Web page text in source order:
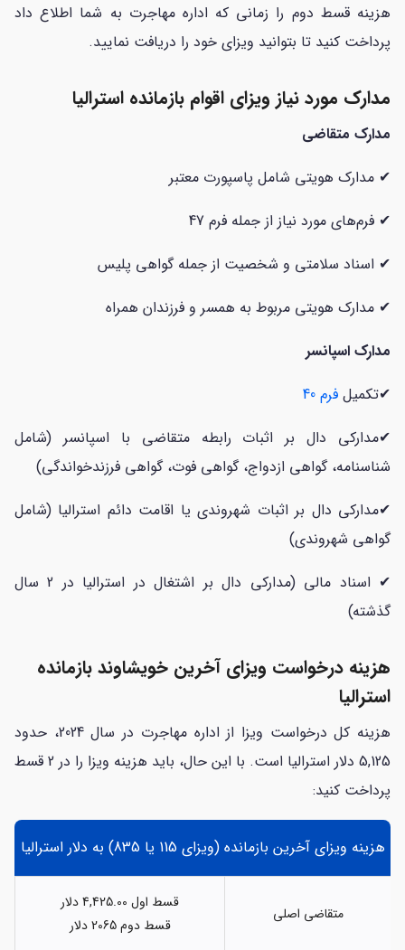
هزینه قسط دوم را زمانی که اداره مهاجرت به شما اطلاع داد
پرداخت کنید تا بتوانید ویزای خود را دریافت نمایید.
مدارک مورد نیاز ویزای اقوام بازمانده استرالیا
مدارک متقاضی
✔ مدارک هویتی شامل پاسپورت معتبر
✔ فرم‌های مورد نیاز از جمله فرم 47
✔ اسناد سلامتی و شخصیت از جمله گواهی پلیس
✔ مدارک هویتی مربوط به همسر و فرزندان همراه
مدارک اسپانسر
✔تکمیل فرم 40
✔مدارکی دال بر اثبات رابطه متقاضی با اسپانسر (شامل
شناسنامه، گواهی ازدواج، گواهی فوت، گواهی فرزندخواندگی)
✔مدارکی دال بر اثبات شهروندی یا اقامت دائم استرالیا (شامل
گواهی شهروندی)
✔ اسناد مالی (مدارکی دال بر اشتغال در استرالیا در 2 سال
گذشته)
هزینه درخواست ویزای آخرین خویشاوند بازمانده
استرالیا
هزینه کل درخواست ویزا از اداره مهاجرت در سال 2024، حدود
5,125 دلار استرالیا است. با این حال، باید هزینه ویزا را در 2 قسط
پرداخت کنید:
هزینه ویزای آخرین بازمانده (ویزای 115 یا 835) به دلار استرالیا
متقاضی اصلی
قسط اول 4,425.00 دلار
قسط دوم 2065 دلار